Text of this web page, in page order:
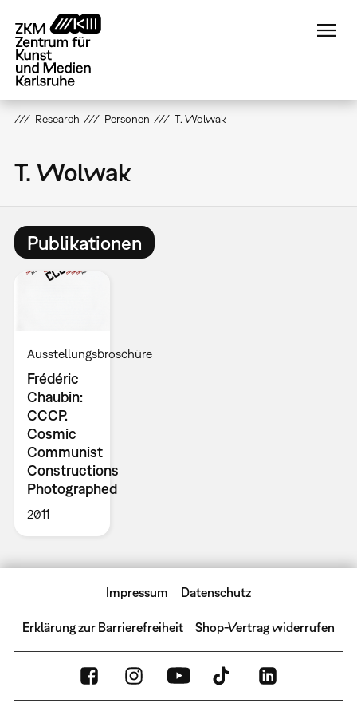
zum
Inhalt
Research Personen T. Wolwak
T. Wolwak
Publikationen
Ausstellungsbroschüre
Frédéric
Chaubin:
CCCP.
Cosmic
Communist
Constructions
Photographed
2011
Impressum Datenschutz
Erklärung zur Barrierefreiheit Shop-Vertrag widerrufen